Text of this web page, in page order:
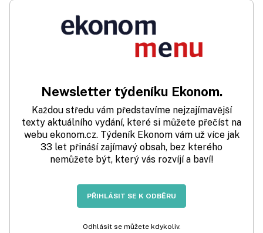
Newsletter týdeníku Ekonom.
Každou středu vám představíme nejzajímavější
texty aktuálního vydání, které si můžete přečíst na
webu ekonom.cz. Týdeník Ekonom vám už více jak
33 let přináší zajímavý obsah, bez kterého
nemůžete být, který vás rozvíjí a baví!
PŘIHLÁSIT SE K ODBĚRU
Odhlásit se můžete kdykoliv.